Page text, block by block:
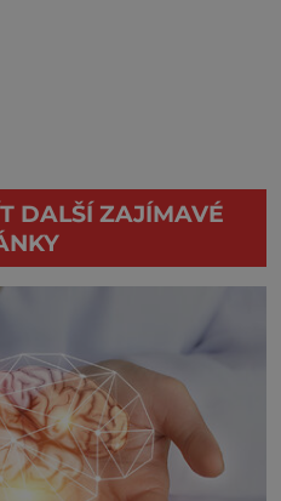
DALŠÍ ZAJÍMAVÉ